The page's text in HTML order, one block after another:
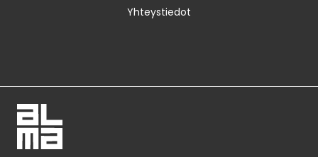
Yhteystiedot